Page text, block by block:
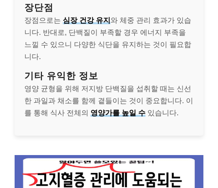
장단점
장점으로는 심장 건강 유지와 체중 관리 효과가 있습
니다. 반대로, 단백질이 부족할 경우 에너지 부족을
느낄 수 있으니 다양한 식단을 유지하는 것이 필요합
니다.
기타 유익한 정보
영양 균형을 위해 저지방 단백질을 섭취할 때는 신선
한 과일과 채소를 함께 곁들이는 것이 중요합니다. 이
를 통해 식사 전체의 영양가를 높일 수 있습니다.